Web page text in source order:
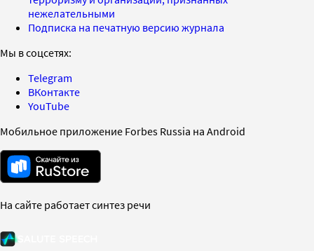
нежелательными
Подписка на печатную версию журнала
Мы в соцсетях:
Telegram
ВКонтакте
YouTube
Мобильное приложение Forbes Russia на Android
На сайте работает синтез речи